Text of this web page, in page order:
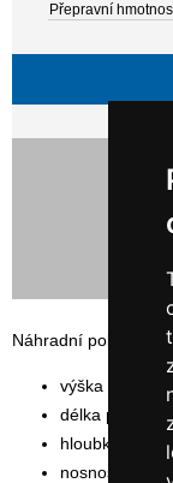
Přepravní
Náhradní police
výška police:
délka police:
hloubka police:
nosnost police: